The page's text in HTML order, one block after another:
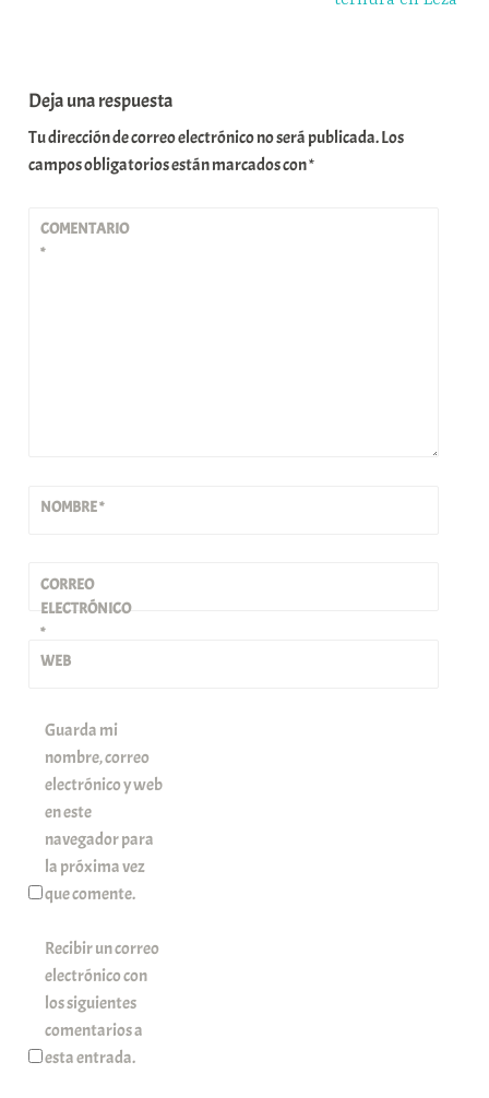
Deja una respuesta
Tu dirección de correo electrónico no será publicada.Los
campos obligatorios están marcados con*
COMENTARIO
*
NOMBRE*
CORREO
ELECTRÓNICO
*
WEB
Guarda mi
nombre, correo
electrónico y web
en este
navegador para
la próxima vez
que comente.
Recibir un correo
electrónico con
los siguientes
comentarios a
esta entrada.